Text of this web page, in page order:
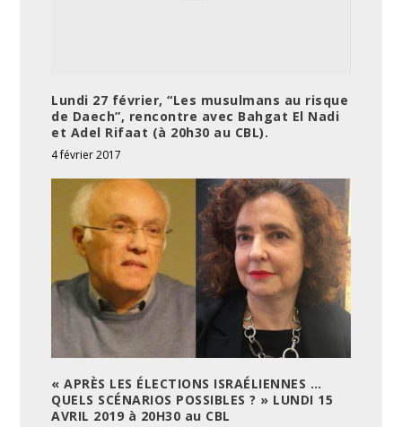
Lundi 27 février, “Les musulmans au risque
de Daech”, rencontre avec Bahgat El Nadi
et Adel Rifaat (à 20h30 au CBL).
4 février 2017
« APRÈS LES ÉLECTIONS ISRAÉLIENNES …
QUELS SCÉNARIOS POSSIBLES ? » LUNDI 15
AVRIL 2019 à 20H30 au CBL